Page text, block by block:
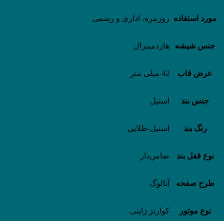
مورد استفاده روزمره، اداری و رسمی
جنس شیشه هاردمینرال
عرض قاب 42 میلی متر
جنس بند استیل
رنگ بند استیل-طلایی
نوع قفل بند ضامن‌دار
طرح صفحه آنالوگ
نوع موتور کوارتز ژاپنی